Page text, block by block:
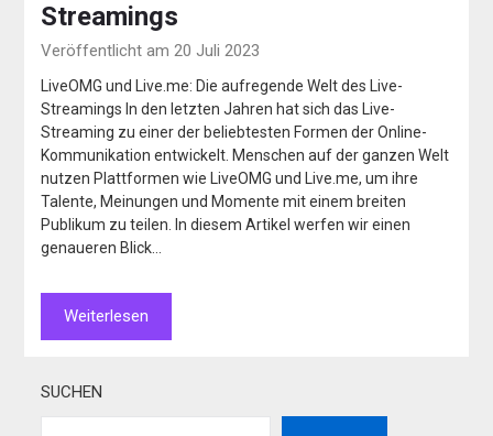
Streamings
Veröffentlicht am 20 Juli 2023
LiveOMG und Live.me: Die aufregende Welt des Live-
Streamings In den letzten Jahren hat sich das Live-
Streaming zu einer der beliebtesten Formen der Online-
Kommunikation entwickelt. Menschen auf der ganzen Welt
nutzen Plattformen wie LiveOMG und Live.me, um ihre
Talente, Meinungen und Momente mit einem breiten
Publikum zu teilen. In diesem Artikel werfen wir einen
genaueren Blick…
Weiterlesen
SUCHEN